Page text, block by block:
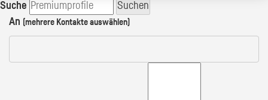
Suche
Suchen
An (mehrere Kontakte auswählen)